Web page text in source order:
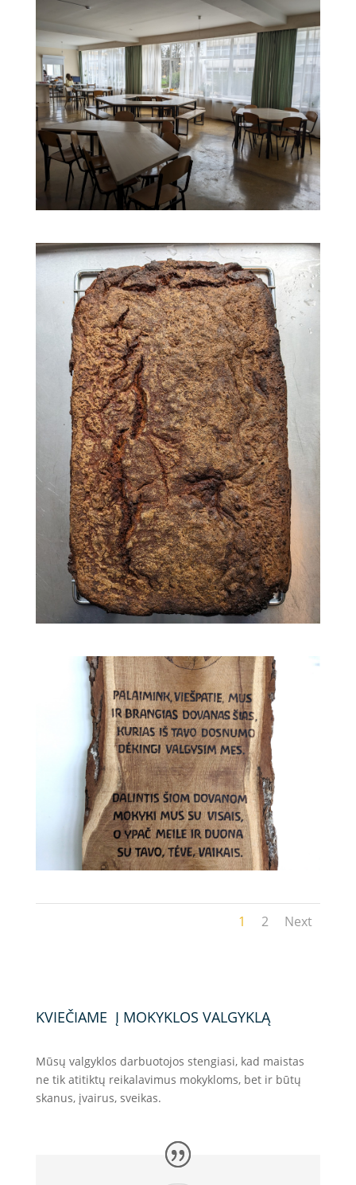
1 2 Next
KVIEČIAME Į MOKYKLOS VALGYKLĄ
Mūsų valgyklos darbuotojos stengiasi, kad maistas
ne tik atitiktų reikalavimus mokykloms, bet ir būtų
skanus, įvairus, sveikas.